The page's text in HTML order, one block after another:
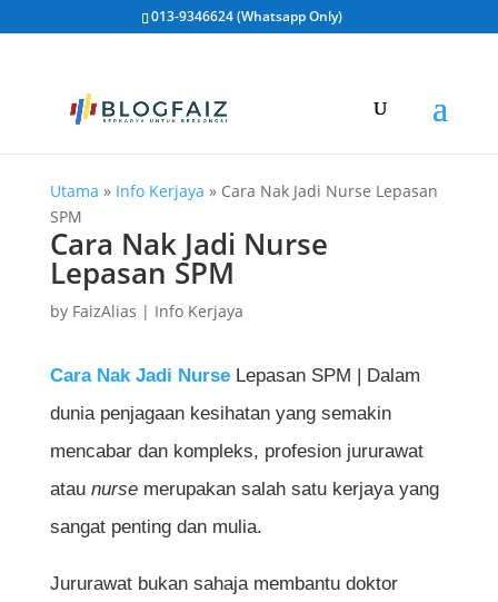
013-9346624 (Whatsapp Only)
Utama » Info Kerjaya » Cara Nak Jadi Nurse Lepasan
SPM
Cara Nak Jadi Nurse
Lepasan SPM
by FaizAlias | Info Kerjaya
Cara Nak Jadi NurseLepasan SPM | Dalam
dunia penjagaan kesihatan yang semakin
mencabar dan kompleks, profesion jururawat
atau nursemerupakan salah satu kerjaya yang
sangat penting dan mulia.
Jururawat bukan sahaja membantu doktor